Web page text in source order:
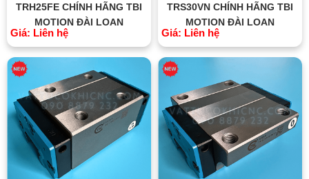
TRH25FE CHÍNH HÃNG TBI
MOTION ĐÀI LOAN
Giá: Liên hệ
TRS30VN CHÍNH HÃNG TBI
MOTION ĐÀI LOAN
Giá: Liên hệ